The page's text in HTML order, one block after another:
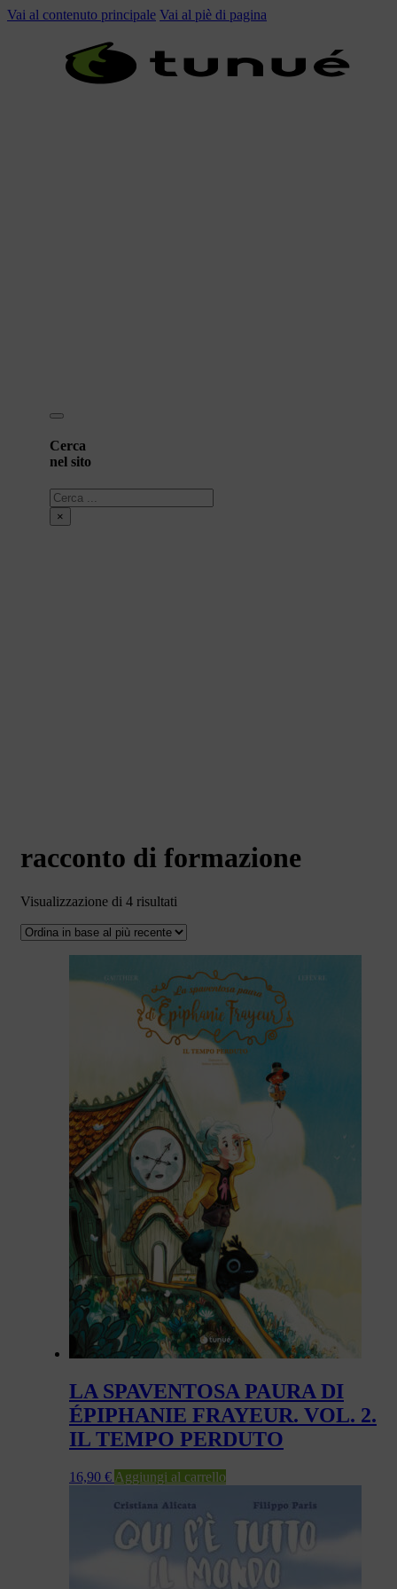
Vai al contenuto principale Vai al piè di pagina
Cerca
nel sito
Cerca
×
racconto di formazione
Visualizzazione di 4 risultati
base
recente
LA SPAVENTOSA PAURA DI
ÉPIPHANIE FRAYEUR. VOL. 2.
IL TEMPO PERDUTO
16,90 € Aggiungi al carrello